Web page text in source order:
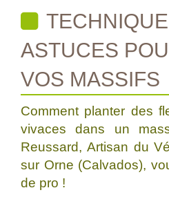
ASTUCES
VOS MASSIFS
Comment planter des
vivaces dans un
Reussard, Artisan du
sur Orne (Calvados),
de pro !